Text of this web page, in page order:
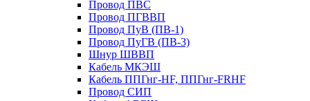
Провод ПВС
Провод ПГВВП
Провод ПуВ (ПВ-1)
Провод ПуГВ (ПВ-3)
Шнур ШВВП
Кабель МКЭШ
Кабель ППГнг-HF, ППГнг-FRHF
Провод СИП